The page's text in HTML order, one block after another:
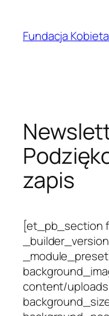
treściFundacja
zapis
[et_pb_section
content/